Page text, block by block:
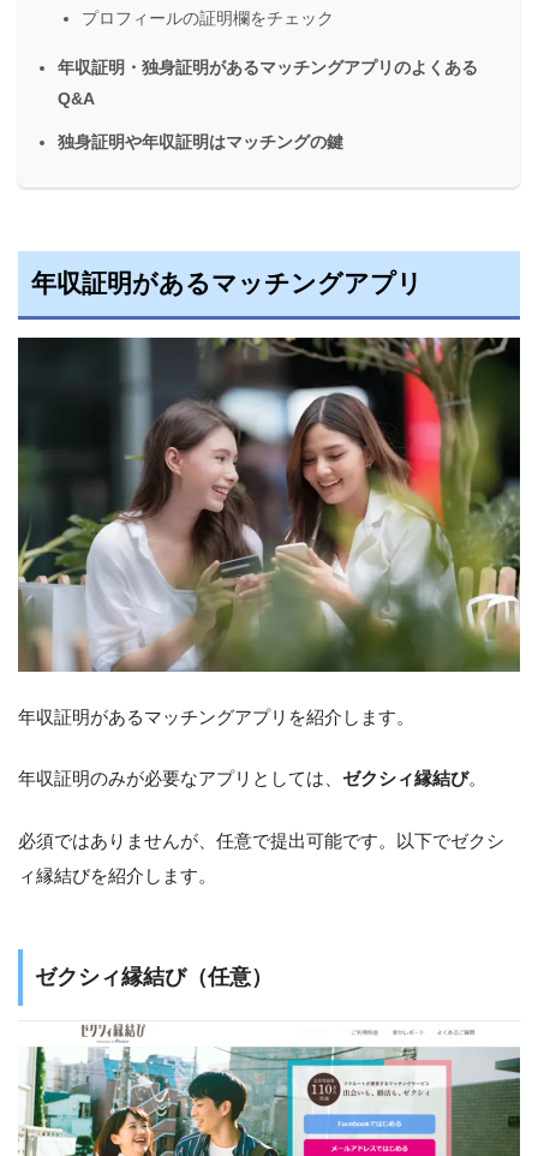
プロフィールの証明欄をチェック
年収証明・独身証明があるマッチングアプリのよくある
Q&A
独身証明や年収証明はマッチングの鍵
年収証明があるマッチングアプリ
年収証明があるマッチングアプリを紹介します。
年収証明のみが必要なアプリとしては、 ゼクシィ縁結び。
必須ではありませんが、任意で提出可能です。以下でゼクシ
ィ縁結びを紹介します。
ゼクシィ縁結び（任意）